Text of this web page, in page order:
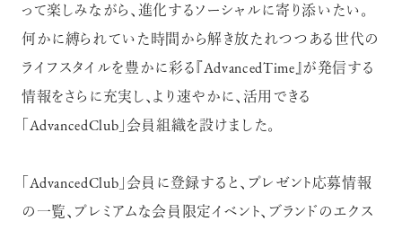
出す“振りきったな”と感じた現代版・
谷崎映画『鍵』。愛は嫉妬を越えるの
俳優
って楽しみながら、進化するソーシャルに寄り添いたい。
何かに縛られていた時間から解き放たれつつある世代の
ライフスタイルを豊かに彩る『AdvancedTime』が発信する
情報をさらに充実し、より速やかに、活用できる
「AdvancedClub」会員組織を設けました。
「AdvancedClub」会員に登録すると、プレゼント応募情報
の一覧、プレミアムな会員限定イベント、ブランドのエクス